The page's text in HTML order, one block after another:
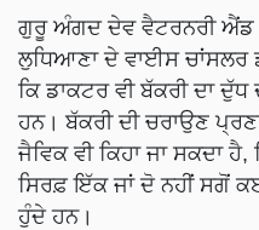
ਲੁਧਿਆਣਾ ਦੇ ਵਾਈਸ ਚਾਂਸਲਰ
ਕਿ ਡਾਕਟਰ ਵੀ ਬੱਕਰੀ ਦਾ
ਹਨ। ਬੱਕਰੀ ਦੀ ਚਰਾਉਣ
ਜੈਵਿਕ ਵੀ ਕਿਹਾ ਜਾ ਸਕਦਾ
ਸਿਰਫ਼ ਇੱਕ ਜਾਂ ਦੋ ਨਹੀਂ ਸਗੋਂ
ਹੁੰਦੇ ਹਨ।